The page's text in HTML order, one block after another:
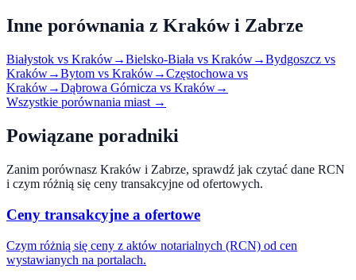
Inne porównania z Krakówi Zabrze
Białystok vs Kraków→Bielsko-Biała vs Kraków→Bydgoszcz vs
Kraków→Bytom vs Kraków→Częstochowa vs
Kraków→Dąbrowa Górnicza vs Kraków→
Wszystkie porównania miast →
Powiązane poradniki
Zanim porównasz Kraków i Zabrze, sprawdź jak czytać dane RCN
i czym różnią się ceny transakcyjne od ofertowych.
Ceny transakcyjne a ofertowe
Czym różnią się ceny z aktów notarialnych (RCN) od cen
wystawianych na portalach.